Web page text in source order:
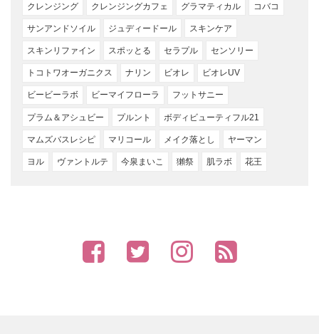
クレンジング クレンジングカフェ グラマティカル コバコ
サンアンドソイル ジュディードール スキンケア
スキンリファイン スポッとる セラプル センソリー
トコトワオーガニクス ナリン ビオレ ビオレUV
ビービーラボ ビーマイフローラ フットサニー
プラム＆アシュビー プルント ボディビューティフル21
マムズバスレシピ マリコール メイク落とし ヤーマン
ヨル ヴァントルテ 今泉まいこ 獺祭 肌ラボ 花王